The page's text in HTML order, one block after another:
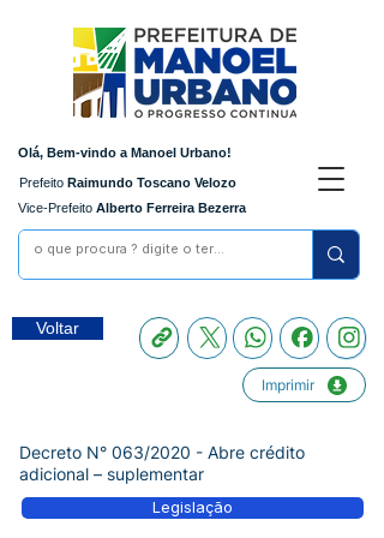
Olá, Bem-vindo a Manoel Urbano!
Prefeito Raimundo Toscano Velozo
Vice-Prefeito Alberto Ferreira Bezerra
Voltar
Imprimir
Decreto N° 063/2020 - Abre crédito
adicional – suplementar
Legislação